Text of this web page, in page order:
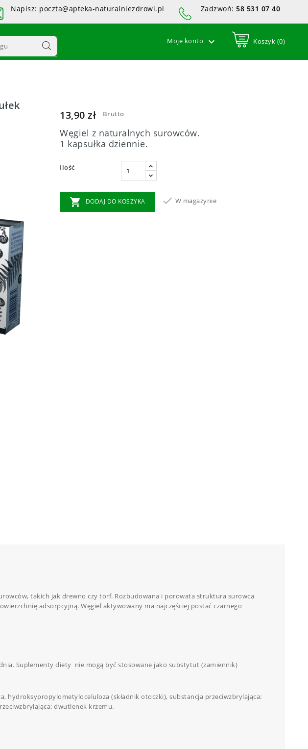
Napisz: poczta@apteka-naturalniezdrowi.pl Zadzwoń: 58 531 07 40
Koszyk (0)
Moje konto 
13,90 zł Brutto
Węgiel z naturalnych surowców.
1 kapsułka dziennie.
Ilość
 DODAJ DO KOSZYKA  W magazynie
takich jak drewno czy torf. Rozbudowana i porowata struktura surowca
adsorpcyjną. Węgiel aktywowany ma najczęściej postać czarnego
Suplementy diety nie mogą być stosowane jako substytut (zamiennik)
hydroksypropylometyloceluloza (składnik otoczki), substancja przeciwzbrylająca:
dwutlenek krzemu.